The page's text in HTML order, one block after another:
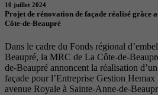
10 juillet 2024
Projet de rénovation de façade réalisé grâce
Côte-de-Beaupré
Dans le cadre du Fonds régional
Beaupré, la MRC de La Côte-de-
de-Beaupré annoncent la réalisation
façade pour l’Entreprise Gestion
avenue Royale à Sainte-Anne-de-